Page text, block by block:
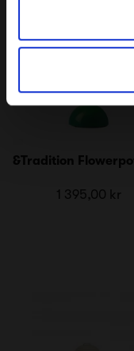
&Tradition
1 395,00 kr